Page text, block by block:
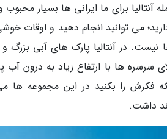
آنتالیا برای ما ایرانی ها بسیار
می توانید انجام دهید و اوقات
نیست. در آنتالیا پارک های آبی بزرگ
سرسره ها با ارتفاع زیاد به درون
را بکنید در این مجموعه ها می
داشت.